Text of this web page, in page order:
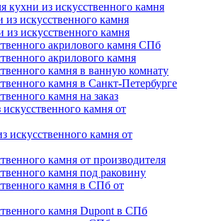
кухни из искусственного камня
искусственного камня
искусственного камня
акрилового камня СПб
акрилового камня
камня в ванную комнату
камня в Санкт-Петербурге
камня на заказ
камня от
камня от
камня от производителя
камня под раковину
камня в СПб от
камня Dupont в СПб